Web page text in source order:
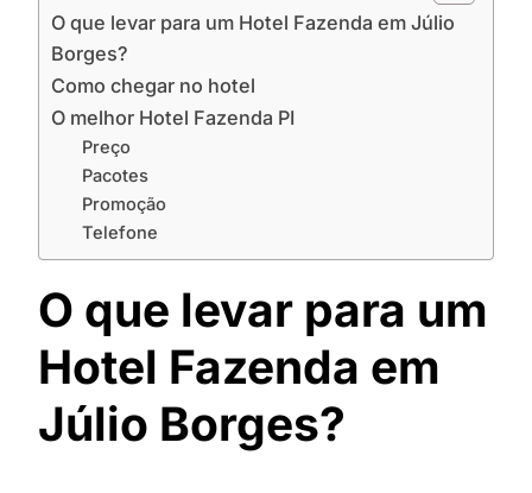
O que levar para um Hotel Fazenda em Júlio
Borges?
Como chegar no hotel
O melhor Hotel Fazenda PI
Preço
Pacotes
Promoção
Telefone
O que levar para um
Hotel Fazenda em
Júlio Borges?